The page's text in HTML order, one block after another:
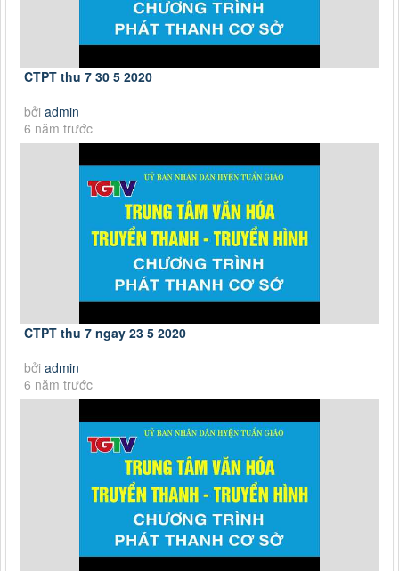
CTPT thu 7 30 5 2020
bởi admin
6 năm trước
CTPT thu 7 ngay 23 5 2020
bởi admin
6 năm trước